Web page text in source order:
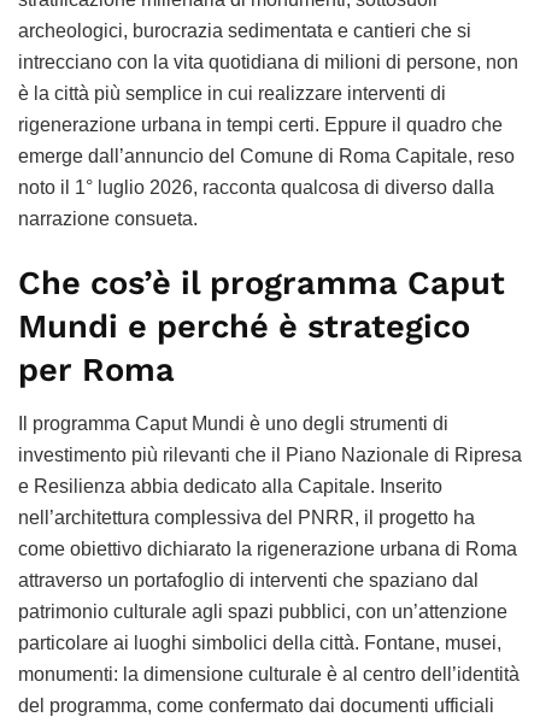
archeologici, burocrazia sedimentata e cantieri che si
intrecciano con la vita quotidiana di milioni di persone, non
è la città più semplice in cui realizzare interventi di
rigenerazione urbana in tempi certi. Eppure il quadro che
emerge dall’annuncio del Comune di Roma Capitale, reso
noto il 1° luglio 2026, racconta qualcosa di diverso dalla
narrazione consueta.
Che cos’è il programma Caput
Mundi e perché è strategico
per Roma
Il programma Caput Mundi è uno degli strumenti di
investimento più rilevanti che il Piano Nazionale di Ripresa
e Resilienza abbia dedicato alla Capitale. Inserito
nell’architettura complessiva del PNRR, il progetto ha
come obiettivo dichiarato la rigenerazione urbana di Roma
attraverso un portafoglio di interventi che spaziano dal
patrimonio culturale agli spazi pubblici, con un’attenzione
particolare ai luoghi simbolici della città. Fontane, musei,
monumenti: la dimensione culturale è al centro dell’identità
del programma, come confermato dai documenti ufficiali